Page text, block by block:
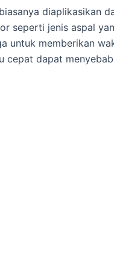
diaplikasikan
seperti jenis aspal
untuk memberikan
cepat dapat